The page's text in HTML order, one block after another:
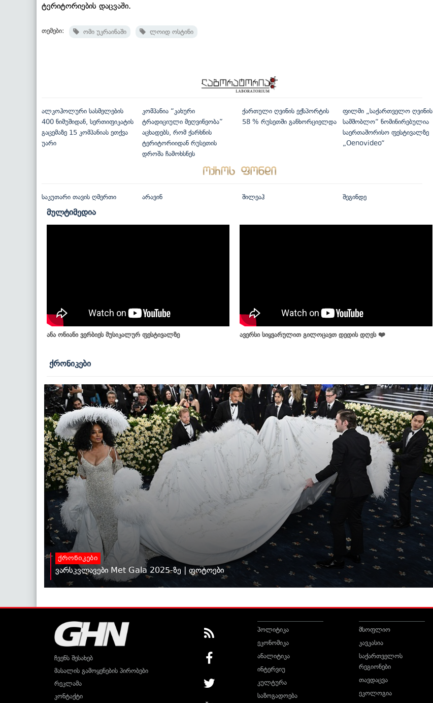
ტერიტორიების დაცვაში.
თემები: ომი უკრაინაში ლოიდ ოსტინი
ალკოჰოლური სასმელების
400 ნიმუშიდან, სერთიფიკატის
გაცემაზე 15 კომპანიას ეთქვა
უარი
კომპანია “კახური
ტრადიციული მეღვინეობა”
აცხადებს, რომ ქარხნის
ტერიტორიიდან რუსეთის
დროშა ჩამოხსნეს
ქართული ღვინის ექსპორტის
58 % რუსეთში განხორციელდა
ფილმი „საქართველო ღვინის
სამშობლო“ ნომინირებულია
საერთაშორისო ფესტივალზე
„Oenovideo“
საკუთარი თავის ღმერთი არავინ შილეაჰ შეგინდე
მულტიმედია
ანა ონიანი ვერბიეს მუსიკალურ ფესტივალზე ავერსი სიყვარულით გილოცავთ დედის დღეს ❤️
ქრონიკები
ქრონიკები
ვარსკვლავები Met Gala 2025-ზე | ფოტოები
ჩვენს შესახებ
მასალის გამოყენების პირობები
რეკლამა
კონტაქტი
პოლიტიკა
ეკონომიკა
ანალიტიკა
ინტერვიუ
კულტურა
საზოგადოება
მსოფლიო
კავკასია
საქართველოს
რეგიონები
თავდაცვა
ეკოლოგია